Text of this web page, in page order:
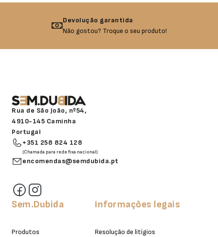
Devolução garantida
Não gostou? Troque o seu produto!
Rua de São João, nº54,
4910-145 Caminha
Portugal
+351 258 824 128
(Chamada para rede fixa nacional)
encomendas@semdubida.pt
Sem.Dubida
Produtos
Informações legais
Resolução de litígios